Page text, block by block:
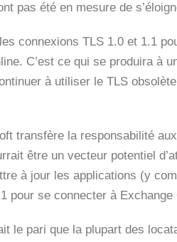
pas été en mesure de
connexions TLS 1.0 et 1.1
C’est ce qui se produira à
à utiliser le TLS
transfère la responsabilité
être un vecteur potentiel
à jour les applications (y
pour se connecter à
le pari que la plupart des